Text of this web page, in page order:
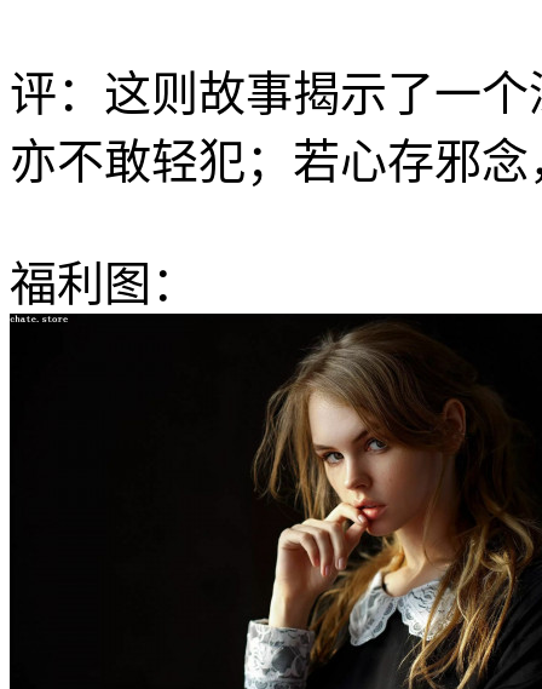
评：这则故事揭示了一
亦不敢轻犯；若心存邪
福利图：